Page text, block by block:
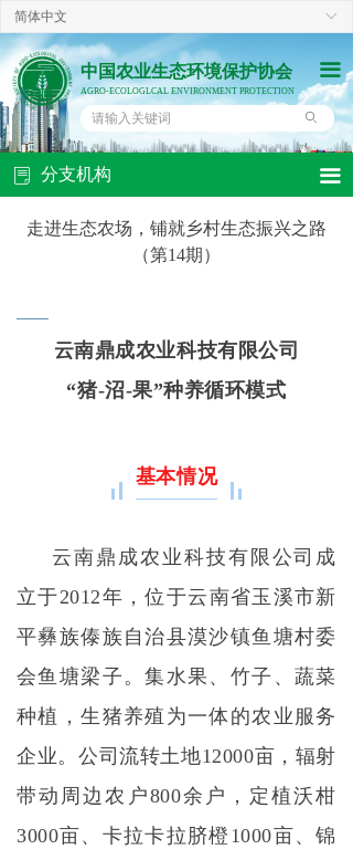
끀
ꄙ
中国农业生态环境保护协会
AGRO-ECOLOGLCAL ENVIRONMENT PROTECTION
ꀅ
简体中文
云南鼎成农业科技有限公司
“猪-沼-果”种养循环模式
基本情况
云南鼎成农业科技有限公司成
立于2012年，位于云南省玉溪市新
平彝族傣族自治县漠沙镇鱼塘村委
会鱼塘梁子。集水果、竹子、蔬菜
种植，生猪养殖为一体的农业服务
企业。公司流转土地12000亩，辐射
带动周边农户800余户，定植沃柑
3000亩、卡拉卡拉脐橙1000亩、锦
走进生态农场，铺就乡村生态振兴之路
（第14期）
分支机构
ꂓ 끀